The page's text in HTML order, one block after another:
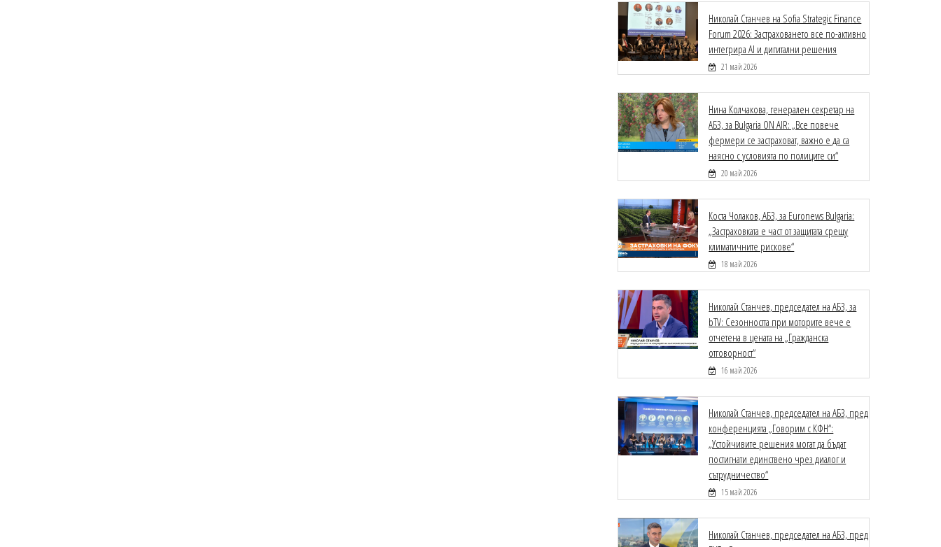
Николай Станчев на Sofia Strategic Finance
Forum 2026: Застраховането все по-активно
интегрира AI и дигитални решения
21 май 2026
Нина Колчакова, генерален секретар на
АБЗ, за Bulgaria ON AIR: „Все повече
фермери се застраховат, важно е да са
наясно с условията по полиците си“
20 май 2026
Коста Чолаков, АБЗ, за Euronews Bulgaria:
„Застраховката е част от защитата срещу
климатичните рискове“
18 май 2026
Николай Станчев, председател на АБЗ, за
bTV: Сезонността при моторите вече е
отчетена в цената на „Гражданска
отговорност“
16 май 2026
Николай Станчев, председател на АБЗ, пред
конференцията „Говорим с КФН“:
„Устойчивите решения могат да бъдат
постигнати единствено чрез диалог и
сътрудничество“
15 май 2026
Николай Станчев, председател на АБЗ, пред